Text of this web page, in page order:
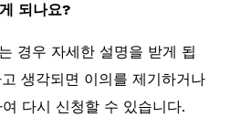
되나요?
경우 자세한 설명을 받게 됩
생각되면 이의를 제기하거나
다시 신청할 수 있습니다.